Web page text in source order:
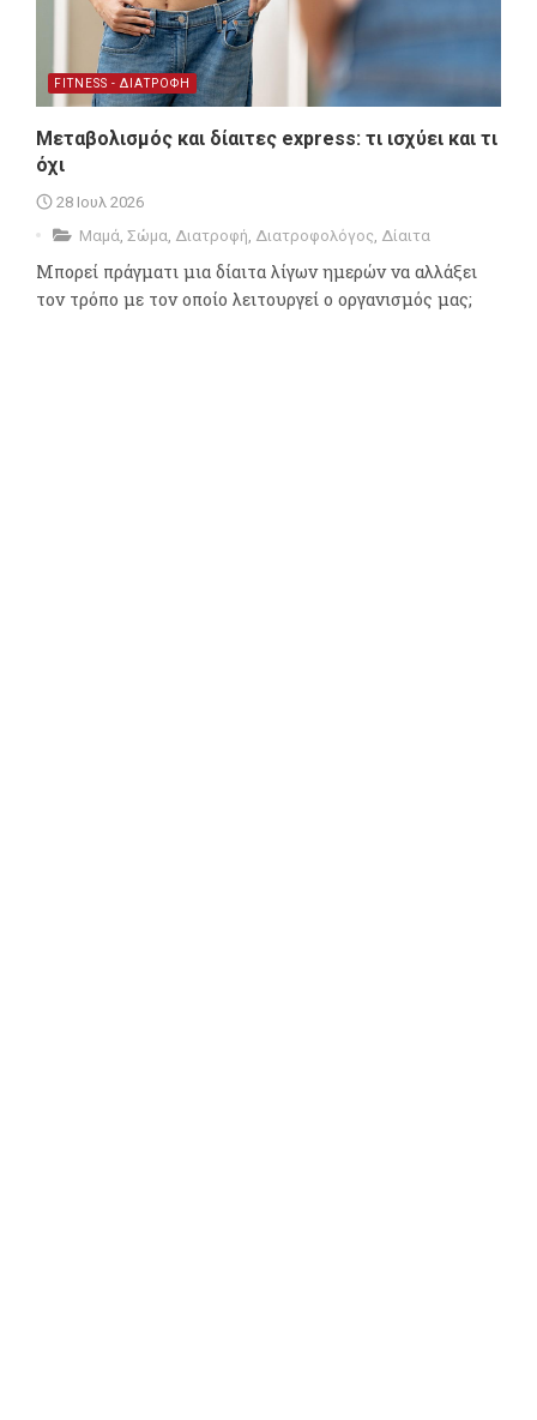
FITNESS - ΔΙΑΤΡΟΦΗ
Μεταβολισμός και δίαιτες express: τι ισχύει και τι
όχι
28 Ιουλ 2026
Μαμά Σώμα Διατροφή Διατροφολόγος Δίαιτα
Μπορεί πράγματι μια δίαιτα λίγων ημερών να αλλάξει
τον τρόπο με τον οποίο λειτουργεί ο οργανισμός μας;